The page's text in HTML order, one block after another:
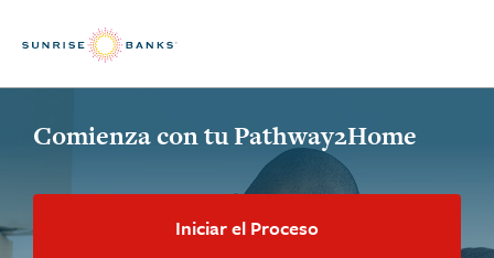
Comienza con tu Pathway2Home
Iniciar el Proceso